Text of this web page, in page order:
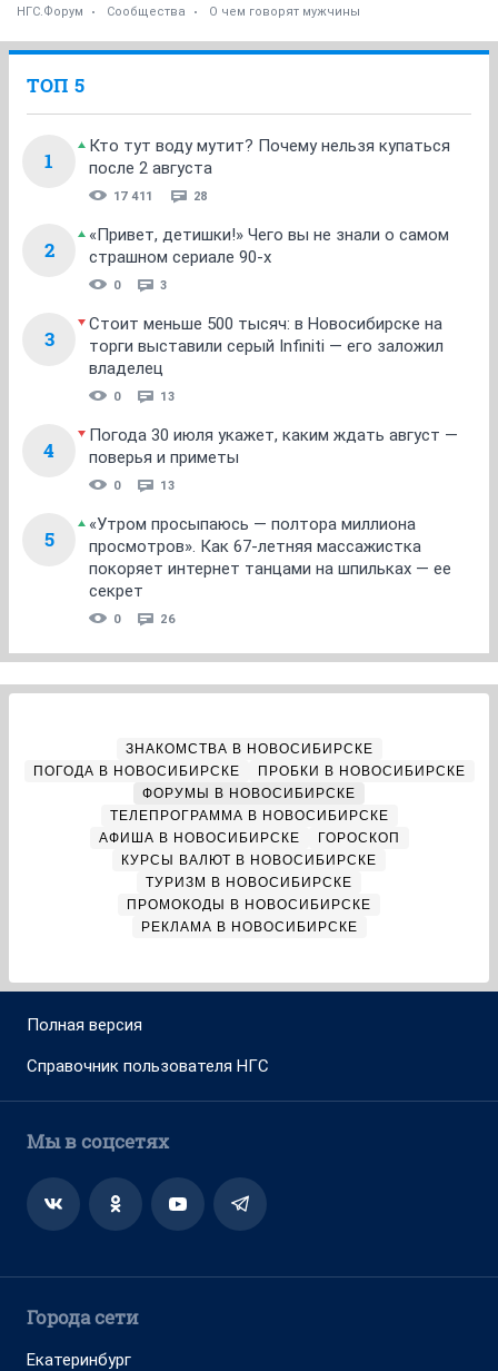
НГС.Форум Сообщества О чем говорят мужчины
ТОП 5
1
Кто тут воду мутит? Почему нельзя купаться
после 2 августа
17 411 28
2
«Привет, детишки!» Чего вы не знали о самом
страшном сериале 90-х
0 3
3
Стоит меньше 500 тысяч: в Новосибирске на
торги выставили серый Infiniti — его заложил
владелец
0 13
4
Погода 30 июля укажет, каким ждать август —
поверья и приметы
0 13
5
«Утром просыпаюсь — полтора миллиона
просмотров». Как 67-летняя массажистка
покоряет интернет танцами на шпильках — ее
секрет
0 26
ЗНАКОМСТВА В НОВОСИБИРСКЕ
ПОГОДА В НОВОСИБИРСКЕ
ПРОБКИ В НОВОСИБИРСКЕ
ФОРУМЫ В НОВОСИБИРСКЕ
ТЕЛЕПРОГРАММА В НОВОСИБИРСКЕ
АФИША В НОВОСИБИРСКЕ
ГОРОСКОП
КУРСЫ ВАЛЮТ В НОВОСИБИРСКЕ
ТУРИЗМ В НОВОСИБИРСКЕ
ПРОМОКОДЫ В НОВОСИБИРСКЕ
РЕКЛАМА В НОВОСИБИРСКЕ
Полная версия
Справочник пользователя НГС
Мы в соцсетях
Города сети
Екатеринбург